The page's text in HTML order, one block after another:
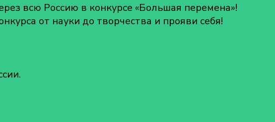
всю Россию в конкурсе «Большая перемена»!
от науки до творчества и прояви себя!